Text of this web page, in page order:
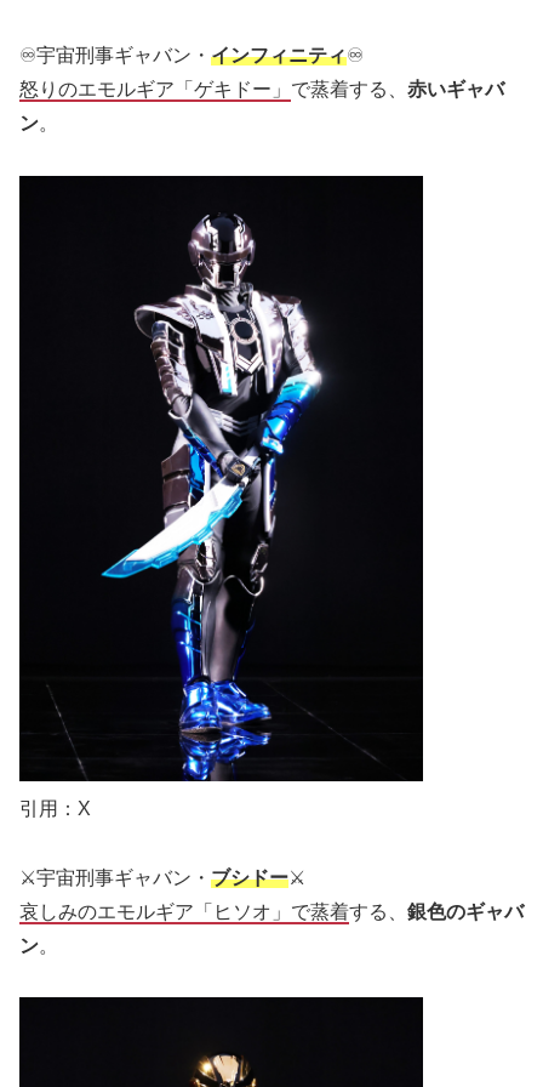
♾宇宙刑事ギャバン・ インフィニティ♾
怒りのエモルギア「ゲキドー」 で蒸着する、 赤いギャバ
ン。
引用：X
⚔️宇宙刑事ギャバン・ ブシドー⚔️
哀しみのエモルギア「ヒソオ」で蒸着する、 銀色のギャバ
ン。